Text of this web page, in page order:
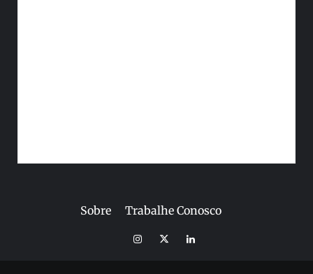
Sobre Trabalhe Conosco
InstagramTwitterLinkedin